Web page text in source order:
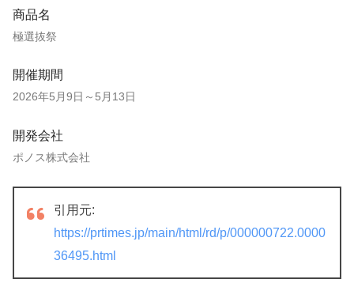
商品名
極選抜祭
開催期間
2026年5月9日～5月13日
開発会社
ポノス株式会社
引用元:
https://prtimes.jp/main/html/rd/p/000000722.0000
36495.html